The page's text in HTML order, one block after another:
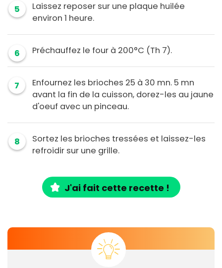
5
Laissez reposer sur une plaque huilée
environ 1 heure.
6 Préchauffez le four à 200°C (Th 7).
7
Enfournez les brioches 25 à 30 mn. 5 mn
avant la fin de la cuisson, dorez-les au jaune
d'oeuf avec un pinceau.
8
Sortez les brioches tressées et laissez-les
refroidir sur une grille.
J'ai fait cette recette !